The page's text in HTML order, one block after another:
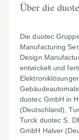
Über die
Die duotec
Manufacturing
Design
entwickelt und
duotec GmbH in
(Deutschland),
Turck duotec S.
GmbH Halver